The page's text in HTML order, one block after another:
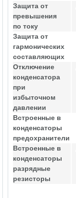
Защита от
превышения
по току
Защита от
гармонических
составляющих
Отключение
конденсатора
при
избыточном
давлении
Встроенные в
конденсаторы
предохранители
Встроенные в
конденсаторы
разрядные
резисторы